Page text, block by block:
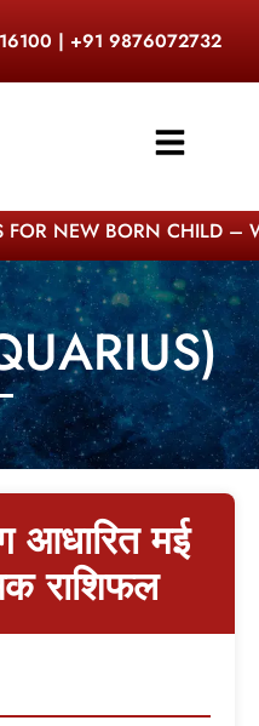
| +91 9876072732
FOR NEW BORN CHILD –
आधारित मई
राशिफल